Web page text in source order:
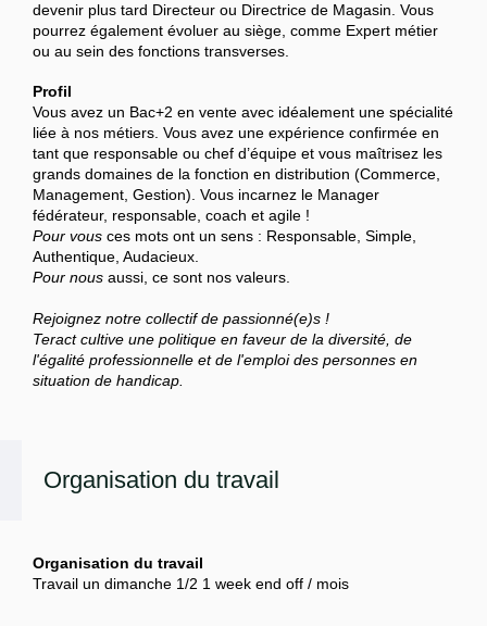
devenir plus tard Directeur ou Directrice de Magasin. Vous
pourrez également évoluer au siège, comme Expert métier
ou au sein des fonctions transverses.
Profil
Vous avez un Bac+2 en vente avec idéalement une spécialité
liée à nos métiers. Vous avez une expérience confirmée en
tant que responsable ou chef d’équipe et vous maîtrisez les
grands domaines de la fonction en distribution (Commerce,
Management, Gestion). Vous incarnez le Manager
fédérateur, responsable, coach et agile !
Pour vous ces mots ont un sens : Responsable, Simple,
Authentique, Audacieux.
Pour nous aussi, ce sont nos valeurs.
Rejoignez notre collectif de passionné(e)s !
Teract cultive une politique en faveur de la diversité, de
l'égalité professionnelle et de l'emploi des personnes en
situation de handicap.
Organisation du travail
Organisation du travail
Travail un dimanche 1/2 1 week end off / mois